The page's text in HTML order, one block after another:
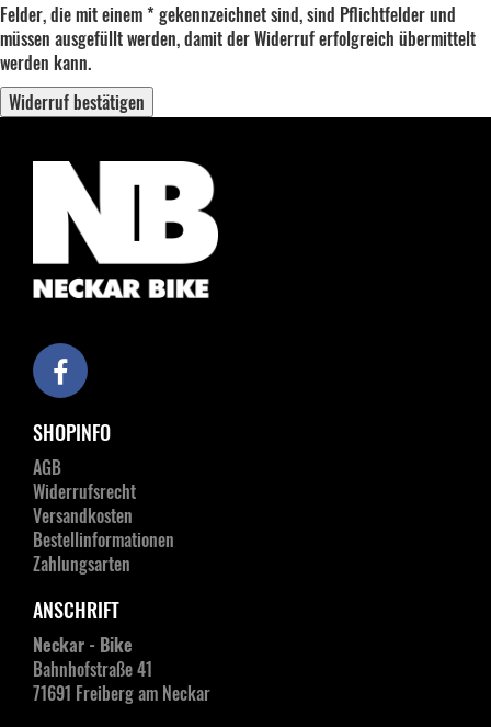
Felder, die mit einem * gekennzeichnet sind, sind Pflichtfelder und
müssen ausgefüllt werden, damit der Widerruf erfolgreich übermittelt
werden kann.
Widerruf bestätigen
SHOPINFO
AGB
Widerrufsrecht
Versandkosten
Bestellinformationen
Zahlungsarten
ANSCHRIFT
Neckar - Bike
Bahnhofstraße 41
71691 Freiberg am Neckar